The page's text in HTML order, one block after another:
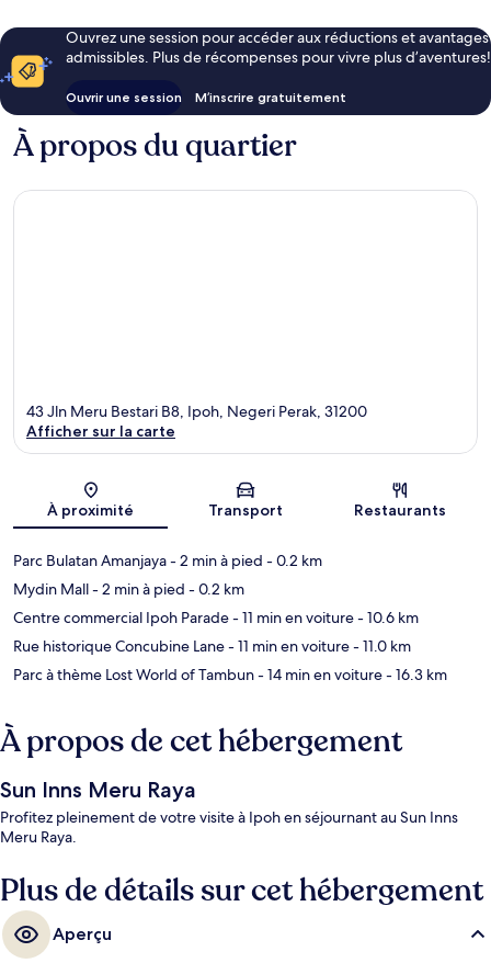
Ouvrez une session pour accéder aux réductions et avantages
admissibles. Plus de récompenses pour vivre plus d’aventures!
Ouvrir une session M’inscrire gratuitement
À propos du quartier
Carte
43 Jln Meru Bestari B8, Ipoh, Negeri Perak, 31200
Afficher sur la carte
À proximité Transport Restaurants
Parc Bulatan Amanjaya- 2 min à pied - 0.2 km
Mydin Mall- 2 min à pied - 0.2 km
Centre commercial Ipoh Parade- 11 min en voiture- 10.6 km
Rue historique Concubine Lane- 11 min en voiture- 11.0 km
Parc à thème Lost World of Tambun- 14 min en voiture- 16.3 km
À propos de cet hébergement
Sun Inns Meru Raya
Profitez pleinement de votre visite à Ipoh en séjournant au Sun Inns
Meru Raya.
Plus de détails sur cet hébergement
Aperçu